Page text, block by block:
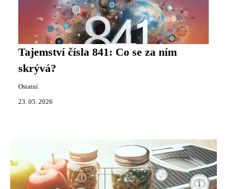
Tajemství čísla 841: Co se za ním
skrývá?
Ostatní
23. 05. 2026